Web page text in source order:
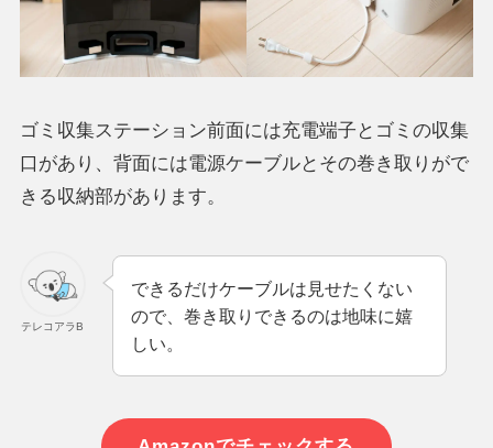
ゴミ収集ステーション前面には充電端子とゴミの収集
口があり、背面には電源ケーブルとその巻き取りがで
きる収納部があります。
テレコアラB
できるだけケーブルは見せたくない
ので、巻き取りできるのは地味に嬉
しい。